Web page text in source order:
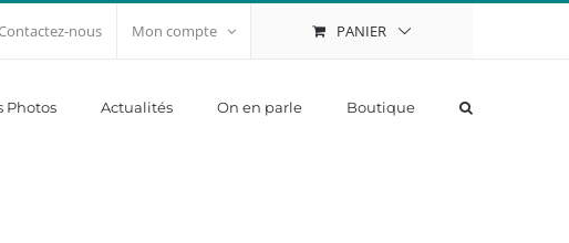
Contactez-nous Mon compte PANIER
Photos Actualités On en parle Boutique